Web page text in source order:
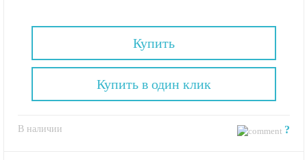
Купить
В наличии ?
Купить в один клик